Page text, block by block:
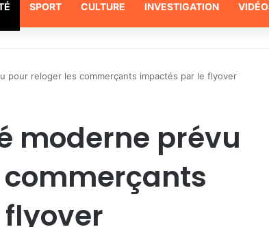
SPORT CULTURE INVESTIGATION
pour reloger les commerçants impactés par le flyover
moderne prévu